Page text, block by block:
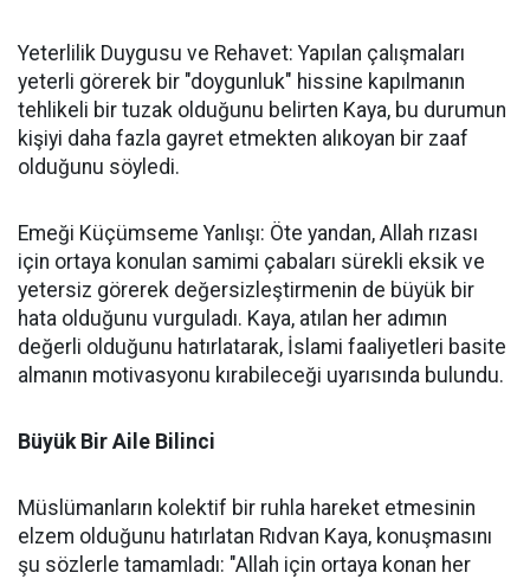
Yeterlilik Duygusu ve Rehavet: Yapılan çalışmaları
yeterli görerek bir "doygunluk" hissine kapılmanın
tehlikeli bir tuzak olduğunu belirten Kaya, bu durumun
kişiyi daha fazla gayret etmekten alıkoyan bir zaaf
olduğunu söyledi.
Emeği Küçümseme Yanlışı: Öte yandan, Allah rızası
için ortaya konulan samimi çabaları sürekli eksik ve
yetersiz görerek değersizleştirmenin de büyük bir
hata olduğunu vurguladı. Kaya, atılan her adımın
değerli olduğunu hatırlatarak, İslami faaliyetleri basite
almanın motivasyonu kırabileceği uyarısında bulundu.
Büyük Bir Aile Bilinci
Müslümanların kolektif bir ruhla hareket etmesinin
elzem olduğunu hatırlatan Rıdvan Kaya, konuşmasını
şu sözlerle tamamladı: "Allah için ortaya konan her